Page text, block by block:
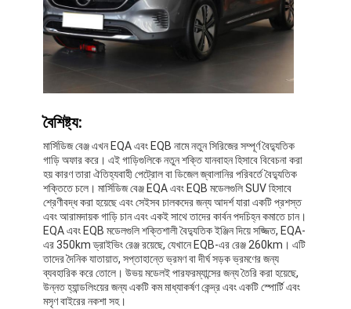
বাড়ি
পণ্য
ভিডিও
বৈশিষ্ট্য:
মার্সিডিজ বেঞ্জ এখন EQA এবং EQB নামে নতুন সিরিজের সম্পূর্ণ বৈদ্যুতিক
গাড়ি অফার করে। এই গাড়িগুলিকে নতুন শক্তি যানবাহন হিসাবে বিবেচনা করা
হয় কারণ তারা ঐতিহ্যবাহী পেট্রোল বা ডিজেল জ্বালানির পরিবর্তে বৈদ্যুতিক
শক্তিতে চলে। মার্সিডিজ বেঞ্জ EQA এবং EQB মডেলগুলি SUV হিসাবে
শ্রেণীবদ্ধ করা হয়েছে এবং সেইসব চালকদের জন্য আদর্শ যারা একটি প্রশস্ত
এবং আরামদায়ক গাড়ি চান এবং একই সাথে তাদের কার্বন পদচিহ্ন কমাতে চান।
EQA এবং EQB মডেলগুলি শক্তিশালী বৈদ্যুতিক ইঞ্জিন দিয়ে সজ্জিত, EQA-
এর 350km ড্রাইভিং রেঞ্জ রয়েছে, যেখানে EQB-এর রেঞ্জ 260km। এটি
তাদের দৈনিক যাতায়াত, সপ্তাহান্তে ভ্রমণ বা দীর্ঘ সড়ক ভ্রমণের জন্য
ব্যবহারিক করে তোলে। উভয় মডেলই পারফরম্যান্সের জন্য তৈরি করা হয়েছে,
উন্নত হ্যান্ডলিংয়ের জন্য একটি কম মাধ্যাকর্ষণ কেন্দ্র এবং একটি স্পোর্টি এবং
মসৃণ বাইরের নকশা সহ।